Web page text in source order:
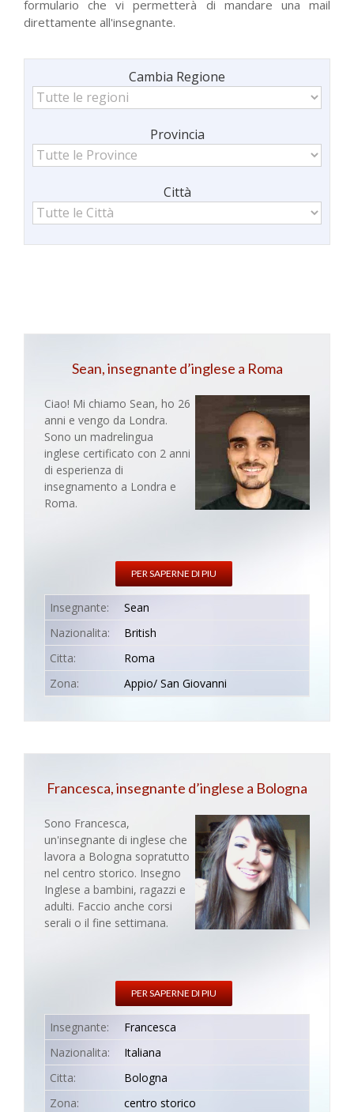
formulario che vi permetterà di mandare una mail
direttamente all'insegnante.
Cambia Regione
Tutte
le
Provincia
Provincia
Città
Le
Città
Sean, insegnante d’inglese a Roma
Ciao! Mi chiamo Sean, ho 26
anni e vengo da Londra.
Sono un madrelingua
inglese certificato con 2 anni
di esperienza di
insegnamento a Londra e
Roma.
PER SAPERNE DI PIU
Insegnante:
Sean
Nazionalita:
British
Citta:
Roma
Zona:
Appio/ San Giovanni
Francesca, insegnante d’inglese a Bologna
Sono Francesca,
un'insegnante di inglese che
lavora a Bologna sopratutto
nel centro storico. Insegno
Inglese a bambini, ragazzi e
adulti. Faccio anche corsi
serali o il fine settimana.
PER SAPERNE DI PIU
Insegnante:
Francesca
Nazionalita:
Italiana
Citta:
Bologna
Zona:
centro storico